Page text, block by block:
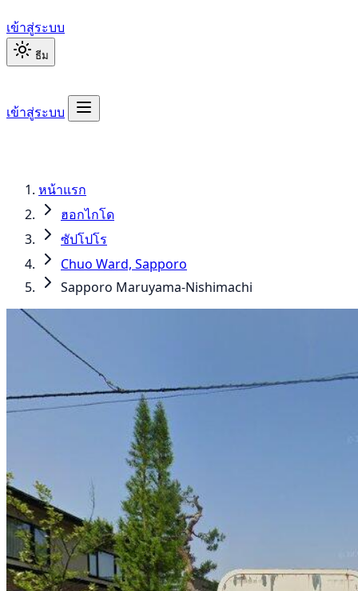
เข้าสู่ระบบ
ธีม
เข้าสู่ระบบ
หน้าแรก
ฮอกไกโด
ซัปโปโร
Chuo Ward, Sapporo
Sapporo Maruyama-Nishimachi